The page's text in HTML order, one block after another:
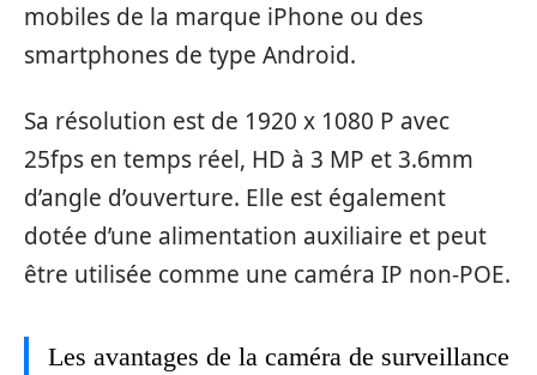
mobiles de la marque iPhone ou des
smartphones de type Android.
Sa résolution est de 1920 x 1080 P avec
25fps en temps réel, HD à 3 MP et 3.6mm
d’angle d’ouverture. Elle est également
dotée d’une alimentation auxiliaire et peut
être utilisée comme une caméra IP non-POE.
Les avantages de la caméra de surveillance